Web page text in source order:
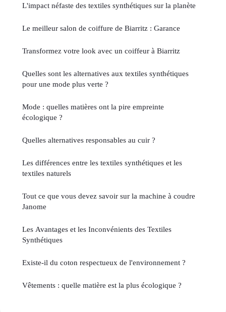
L'impact néfaste des textiles synthétiques sur la planète
Le meilleur salon de coiffure de Biarritz : Garance
Transformez votre look avec un coiffeur à Biarritz
Quelles sont les alternatives aux textiles synthétiques
pour une mode plus verte ?
Mode : quelles matières ont la pire empreinte
écologique ?
Quelles alternatives responsables au cuir ?
Les différences entre les textiles synthétiques et les
textiles naturels
Tout ce que vous devez savoir sur la machine à coudre
Janome
Les Avantages et les Inconvénients des Textiles
Synthétiques
Existe-il du coton respectueux de l'environnement ?
Vêtements : quelle matière est la plus écologique ?